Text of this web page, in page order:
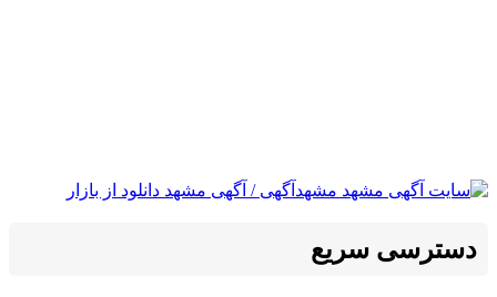
دسترسی سریع